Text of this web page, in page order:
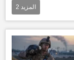
المزيد 2